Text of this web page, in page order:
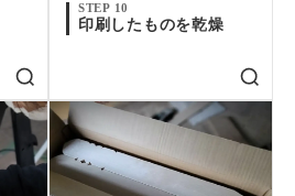
STEP 10
印刷したものを乾燥